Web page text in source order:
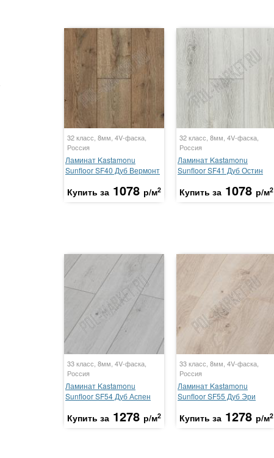
32 класс, 8мм, 4V-фаска,
Россия
Ламинат Kastamonu
Sunfloor SF40 Дуб Вермонт
Купить за 1078 р/м2
32 класс, 8мм, 4V-фаска,
Россия
Ламинат Kastamonu
Sunfloor SF41 Дуб Остин
Купить за 1078 р/м2
33 класс, 8мм, 4V-фаска,
Россия
Ламинат Kastamonu
Sunfloor SF54 Дуб Аспен
Купить за 1278 р/м2
33 класс, 8мм, 4V-фаска,
Россия
Ламинат Kastamonu
Sunfloor SF55 Дуб Эри
Купить за 1278 р/м2